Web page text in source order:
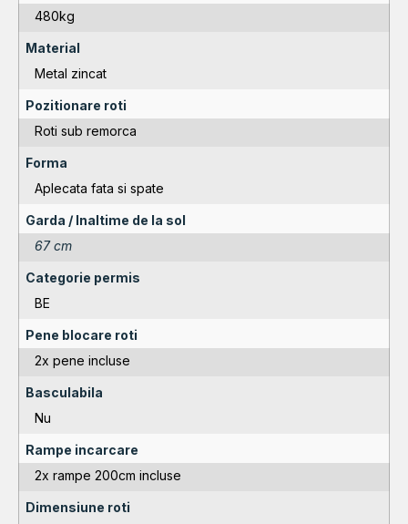
480kg
Material
Metal zincat
Pozitionare roti
Roti sub remorca
Forma
Aplecata fata si spate
Garda / Inaltime de la sol
67 cm
Categorie permis
BE
Pene blocare roti
2x pene incluse
Basculabila
Nu
Rampe incarcare
2x rampe 200cm incluse
Dimensiune roti